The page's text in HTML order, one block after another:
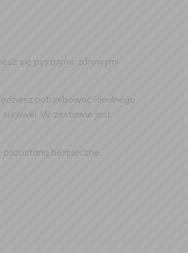
się pysznymi, zdrowymi
potrzebować idealnego
surówki. W zestawie jest
bezpieczne.